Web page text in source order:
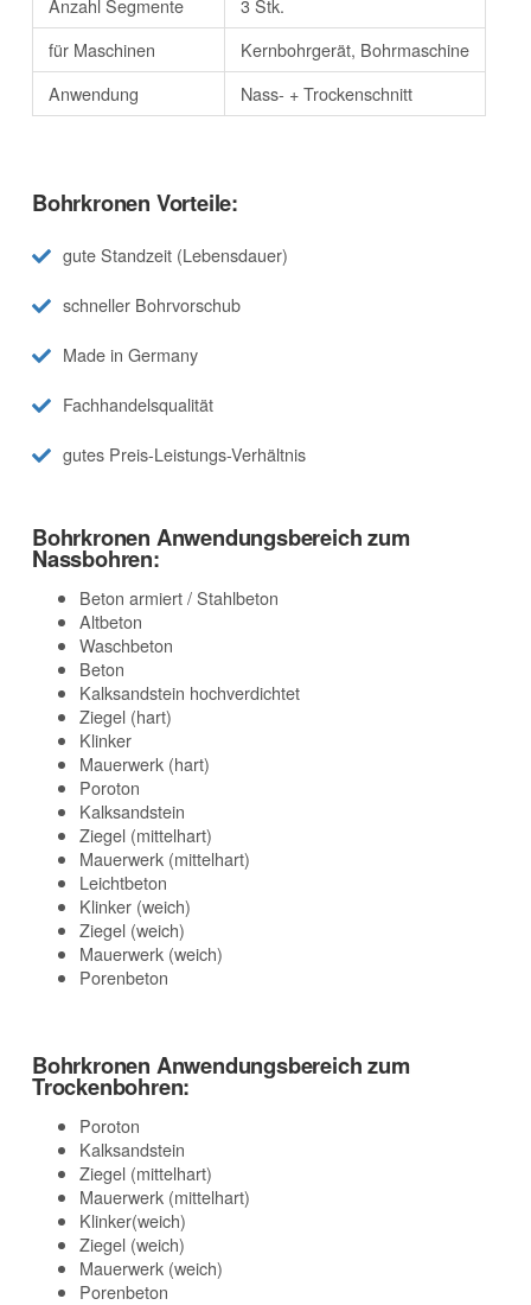
Anzahl Segmente
3 Stk.
für Maschinen
Kernbohrgerät, Bohrmaschine
Anwendung
Nass- + Trockenschnitt
Bohrkronen Vorteile:
gute Standzeit (Lebensdauer)
schneller Bohrvorschub
Made in Germany
Fachhandelsqualität
gutes Preis-Leistungs-Verhältnis
Bohrkronen Anwendungsbereich zum
Nassbohren:
Beton armiert / Stahlbeton
Altbeton
Waschbeton
Beton
Kalksandstein hochverdichtet
Ziegel (hart)
Klinker
Mauerwerk (hart)
Poroton
Kalksandstein
Ziegel (mittelhart)
Mauerwerk (mittelhart)
Leichtbeton
Klinker (weich)
Ziegel (weich)
Mauerwerk (weich)
Porenbeton
Bohrkronen Anwendungsbereich zum
Trockenbohren:
Poroton
Kalksandstein
Ziegel (mittelhart)
Mauerwerk (mittelhart)
Klinker(weich)
Ziegel (weich)
Mauerwerk (weich)
Porenbeton